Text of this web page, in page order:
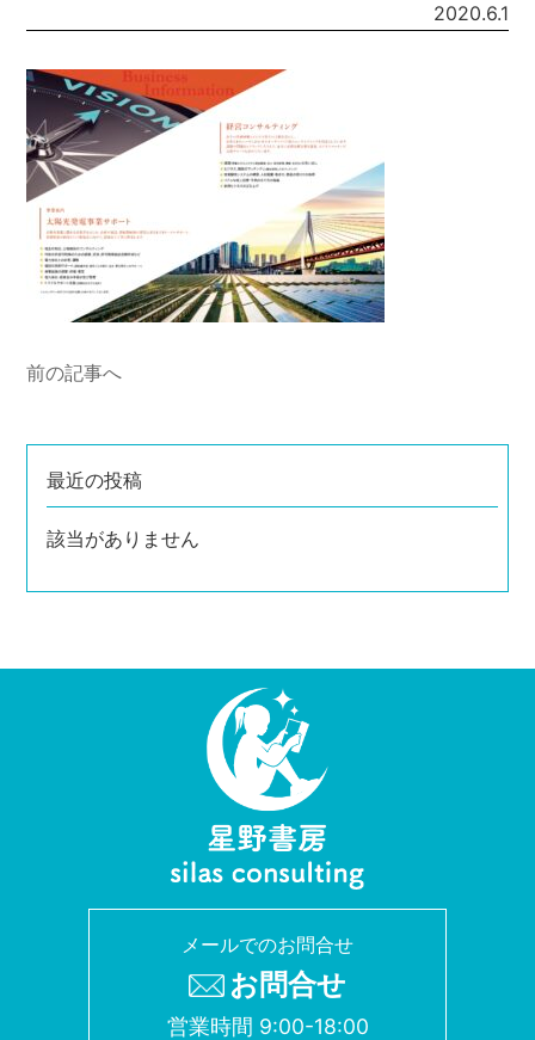
2020.6.1
前の記事へ
最近の投稿
該当がありません
メールでのお問合せ
お問合せ
営業時間 9:00-18:00